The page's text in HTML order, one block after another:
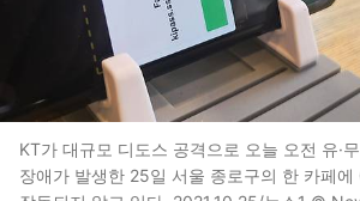
KT가 대규모 디도스 공격으로 오늘 오전 유·
장애가 발생한 25일 서울 종로구의 한 카페에